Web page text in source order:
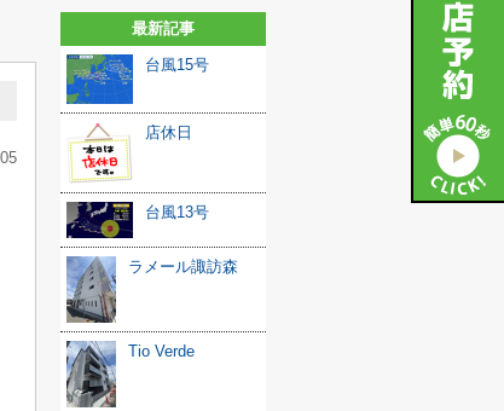
最新記事
台風15号
店休日
台風13号
ラメール諏訪森
Tio Verde